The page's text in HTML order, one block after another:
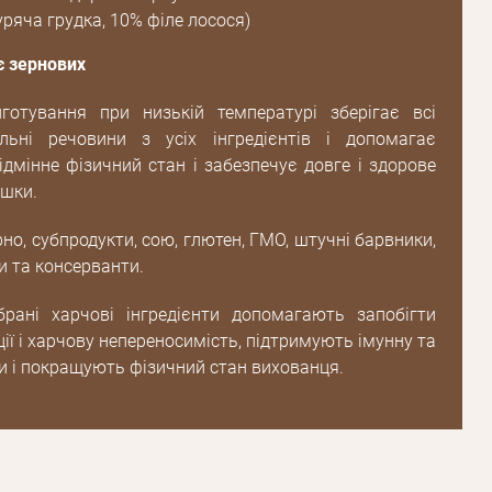
грудка, 10% філе лосося)
зернових
при низькій температурі зберігає всі
речовини з усіх інгредієнтів і допомагає
фізичний стан і забезпечує довге і здорове
субпродукти, сою, глютен, ГМО, штучні барвники,
та консерванти.
харчові інгредієнти допомагають запобігти
і харчову непереносимість, підтримують імунну та
і покращують фізичний стан вихованця.
Повторіть
Зареєструватися